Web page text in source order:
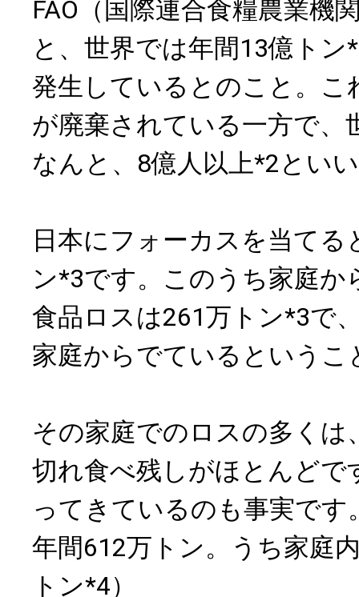
FAO（国際連合食糧農業機
と、世界では年間13億ト
発生しているとのこと。こ
が廃棄されている一方で、
なんと、8億人以上*2とい
日本にフォーカスを当てる
ン*3です。このうち家庭か
食品ロスは261万トン*3で
家庭からでているというこ
その家庭でのロスの多くは
切れ食べ残しがほとんどで
ってきているのも事実です
年間612万トン。うち家庭
トン*4）